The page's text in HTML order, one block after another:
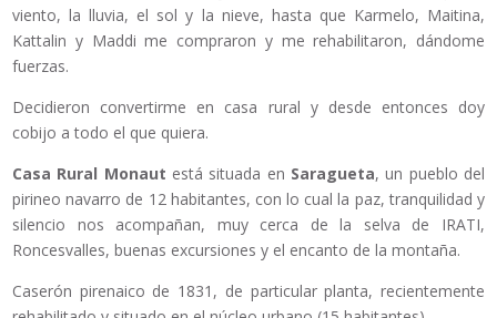
viento, la lluvia, el sol y la nieve, hasta que Karmelo, Maitina,
Kattalin y Maddi me compraron y me rehabilitaron, dándome
fuerzas.
Decidieron convertirme en casa rural y desde entonces doy
cobijo a todo el que quiera.
Casa Rural Monaut está situada en Saragueta, un pueblo del
pirineo navarro de 12 habitantes, con lo cual la paz, tranquilidad y
silencio nos acompañan, muy cerca de la selva de IRATI,
Roncesvalles, buenas excursiones y el encanto de la montaña.
Caserón pirenaico de 1831, de particular planta, recientemente